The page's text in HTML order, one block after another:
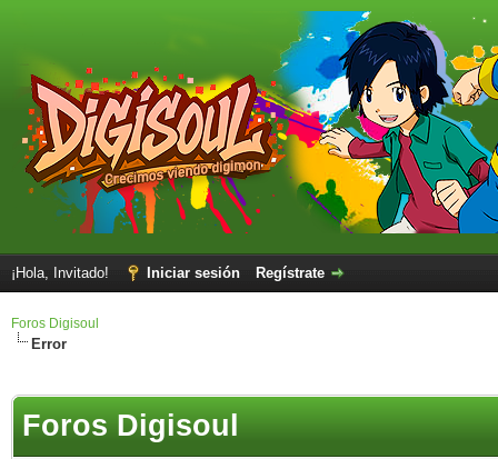
¡Hola, Invitado! Iniciar sesión Regístrate
Foros Digisoul
Error
Foros Digisoul